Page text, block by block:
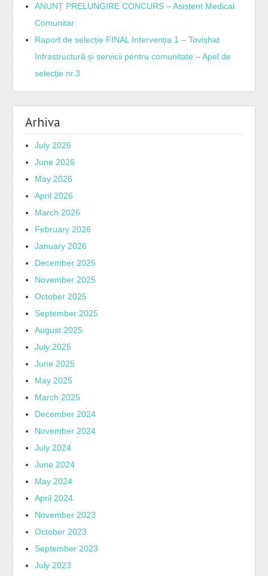
ANUNȚ PRELUNGIRE CONCURS – Asistent Medical
Comunitar
Raport de selecție FINAL Intervenția 1 – Tovishat
Infrastructură și servicii pentru comunitate – Apel de
selecție nr.3
Arhiva
July 2026
June 2026
May 2026
April 2026
March 2026
February 2026
January 2026
December 2025
November 2025
October 2025
September 2025
August 2025
July 2025
June 2025
May 2025
March 2025
December 2024
November 2024
July 2024
June 2024
May 2024
April 2024
November 2023
October 2023
September 2023
July 2023